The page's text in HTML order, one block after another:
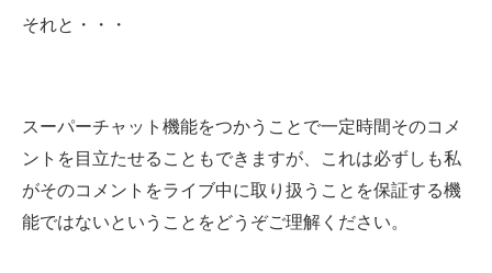
それと・・・
スーパーチャット機能をつかうことで一定時間そのコメ
ントを目立たせることもできますが、これは必ずしも私
がそのコメントをライブ中に取り扱うことを保証する機
能ではないということをどうぞご理解ください。